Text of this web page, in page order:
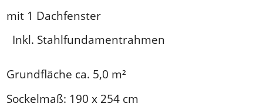
mit 1 Dachfenster
Inkl. Stahlfundamentrahmen
Grundfläche ca. 5,0 m²
Sockelmaß: 190 x 254 cm